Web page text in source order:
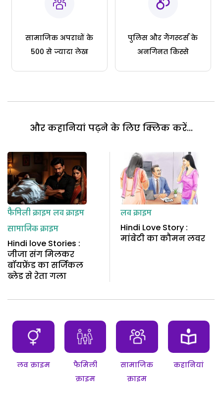
सामाजिक अपराधों के
500 से ज्यादा लेख
पुलिस और गैंगस्टर्स के
अनगिनत किस्से
और कहानियां पढ़ने के लिए क्लिक करें...
फैमिली क्राइमलव क्राइम
सामाजिक क्राइम
Hindi love Stories :
जीजा संग मिलकर
बॉयफ्रेंड का सर्जिकल
ब्लेड से रेता गला
लव क्राइम
Hindi Love Story :
मांबेटी का कौमन लवर
लव क्राइम
फैमिली
क्राइम
सामाजिक
क्राइम
कहानियां